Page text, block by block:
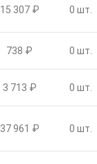
15 307 ₽ 0 шт.
738 ₽ 0 шт.
3 713 ₽ 0 шт.
37 961 ₽ 0 шт.